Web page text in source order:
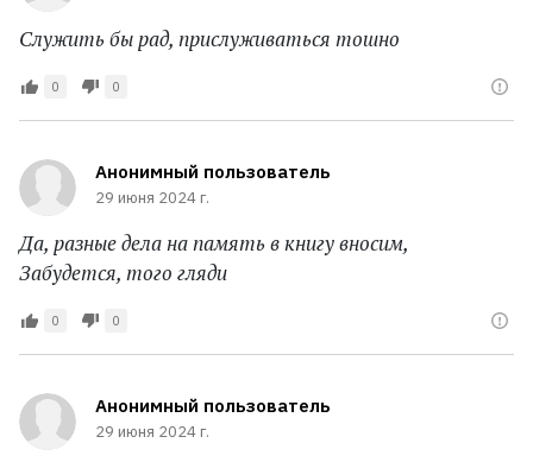
Служить бы рад, прислуживаться тошно
0 0
Анонимный пользователь
29 июня 2024 г.
Да, разные дела на память в книгу вносим,
Забудется, того гляди
0 0
Анонимный пользователь
29 июня 2024 г.